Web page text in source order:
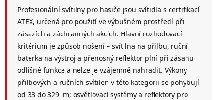
c
p
r
v
k
y
v
ý
p
á
n
í
Profesionální svítilny pro hasiče jsou svítidla s certifikací
ATEX, určená pro použití ve výbušném prostředí při
zásazích a záchranných akcích. Hlavní rozhodovací
kritérium je způsob nošení – svítilna na přilbu, ruční
baterka na výstroj a přenosný reflektor plní při zásahu
odlišné funkce a nelze je vzájemně nahradit. Výkony
přilbových a ručních svítilen v této kategorii se pohybují
od 33 do 329 lm; osvětlovací systémy a reflektory pro